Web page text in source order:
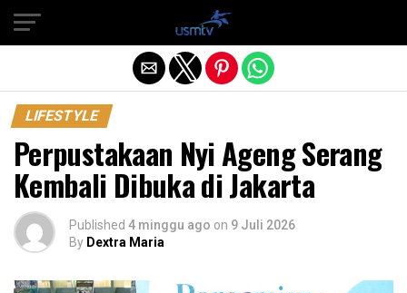
LIFESTYLE
Perpustakaan Nyi Ageng Serang
Kembali Dibuka di Jakarta
Published 4 minggu ago on 9 Juli 2026
By Dextra Maria
Exit mobile version